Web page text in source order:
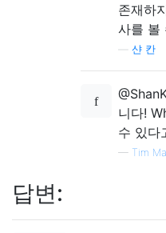
존재하
사를 볼
샨 칸
니다!
수 있다
— Tim
답변: